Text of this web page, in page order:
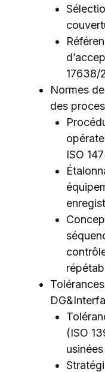
17638/
Normes
des
ISO
(ISO